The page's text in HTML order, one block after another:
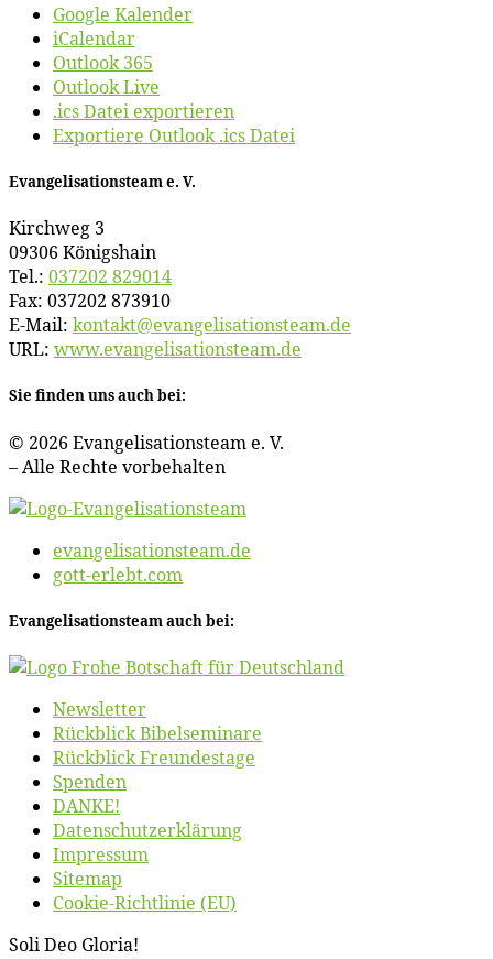
Google Kalender
iCalendar
Outlook 365
Outlook Live
.ics Datei exportieren
Exportiere Outlook .ics Datei
Evan­ge­li­sa­ti­ons­team e. V.
Kirch­weg 3
09306 Königshain
Tel.: 037202 829014
Fax: 037202 873910
E‑Mail: kontakt@​evangelisationsteam.​de
URL: www​.evan​ge​li​sa​ti​ons​team​.de
Sie fin­den uns auch bei:
© 2026 Evan­ge­li­sa­ti­ons­team e. V.
– Al­le Rech­te vorbehalten
evangelisationsteam.de
gott-erlebt.com
Evan­ge­li­sa­ti­ons­team auch bei:
News­let­ter
Rück­blick Bibelseminare
Rück­blick Freundestage
Spen­den
DANKE!
Daten­schutz­er­klä­rung
Im­pres­sum
Site­map
Coo­kie-Rich­t­­li­­nie (EU)
So­li Deo Gloria!